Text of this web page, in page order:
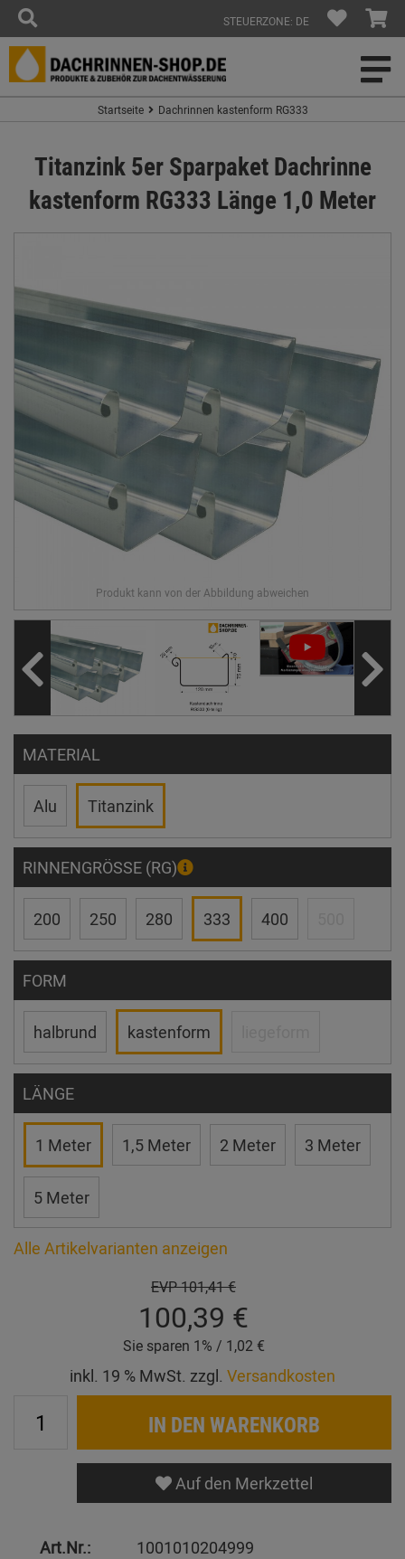
STEUERZONE: DE
Startseite Dachrinnen kastenform RG333
Titanzink 5er Sparpaket Dachrinne
kastenform RG333 Länge 1,0 Meter
MATERIAL
Alu Titanzink
RINNENGRÖSSE (RG)
200 250 280 333 400
FORM
halbrund kastenform
LÄNGE
1 Meter 1,5 Meter 2 Meter 3 Meter
5 Meter
Alle Artikelvarianten anzeigen
EVP101,41 €
100,39 €
Sie sparen 1% / 1,02 €
inkl. 19 % MwSt. zzgl. Versandkosten
IN DEN WARENKORB
Auf den Merkzettel
Art.Nr.:
1001010204999